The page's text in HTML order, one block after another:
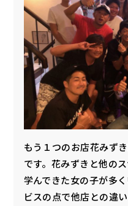
もう１つのお店花みず
です。花みずきと他の
学んできた女の子が多
ビスの点で他店との違